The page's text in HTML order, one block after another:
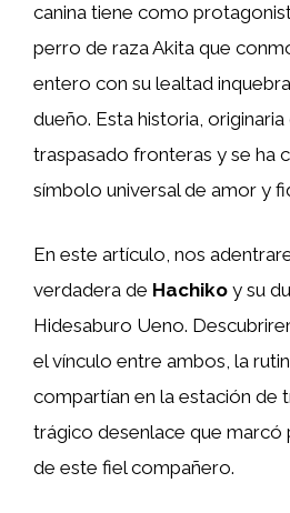
canina tiene como
perro de raza Akita que
entero con su lealtad
dueño. Esta historia,
traspasado fronteras y se ha
símbolo universal de amor y
En este artículo, nos
verdadera de Hachiko y su
Hidesaburo Ueno.
el vínculo entre ambos, la
compartían en la estación de
trágico desenlace que marcó
de este fiel compañero.